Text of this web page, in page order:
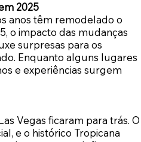
2025
anos têm remodelado o
o impacto das mudanças
surpresas para os
Enquanto alguns lugares
e experiências surgem
Vegas ficaram para trás. O
e o histórico Tropicana